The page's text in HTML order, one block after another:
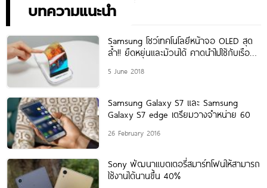
บทความแนะนำ
Samsung โชว์เทคโนโลยีหน้าจอ OLED สุด
ล้ำ!! ยืดหยุ่นและม้วนได้ คาดนำไปใช้กับเรือธง
5 June 2018
Samsung Galaxy S7 และ Samsung
Galaxy S7 edge เตรียมวางจำหน่าย 60
26 February 2016
Sony พัฒนาแบตเตอรี่สมาร์ทโฟนให้สามารถ
ใช้งานได้นานขึ้น 40%